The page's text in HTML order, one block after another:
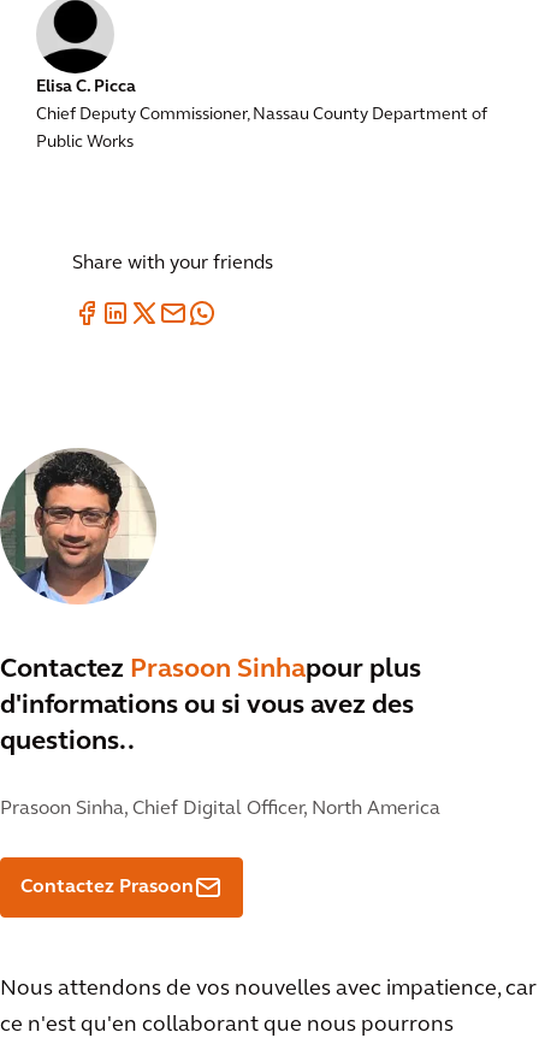
Elisa C. Picca
Chief Deputy Commissioner, Nassau County Department of
Public Works
Share with your friends
Contactez Prasoon Sinhapour plus
d'informations ou si vous avez des
questions..
Prasoon Sinha, Chief Digital Officer, North America
Contactez Prasoon
Nous attendons de vos nouvelles avec impatience, car
ce n'est qu'en collaborant que nous pourrons